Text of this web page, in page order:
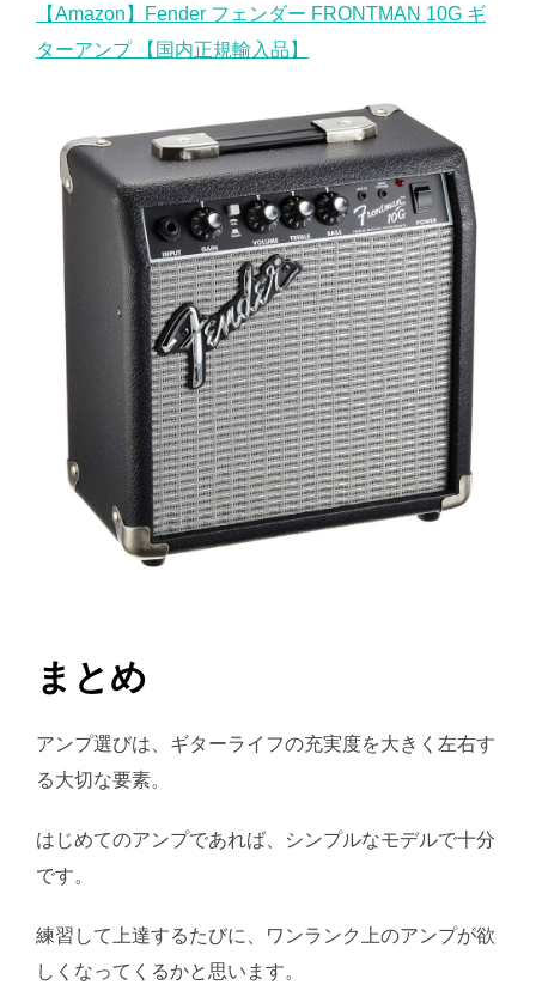
【Amazon】Fender フェンダー FRONTMAN 10G ギ
ターアンプ 【国内正規輸入品】
まとめ
アンプ選びは、ギターライフの充実度を大きく左右す
る大切な要素。
はじめてのアンプであれば、シンプルなモデルで十分
です。
練習して上達するたびに、ワンランク上のアンプが欲
しくなってくるかと思います。